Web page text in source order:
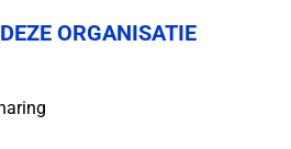
ORGANISATIE